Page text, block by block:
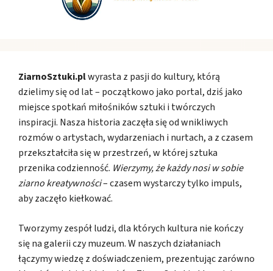
ZiarnoSztuki.plwyrasta z pasji do kultury, którą
dzielimy się od lat – początkowo jako portal, dziś jako
miejsce spotkań miłośników sztuki i twórczych
inspiracji. Nasza historia zaczęła się od wnikliwych
rozmów o artystach, wydarzeniach i nurtach, a z czasem
przekształciła się w przestrzeń, w której sztuka
przenika codzienność. Wierzymy, że każdy nosi w sobie
ziarno kreatywności– czasem wystarczy tylko impuls,
aby zaczęło kiełkować.
Tworzymy zespół ludzi, dla których kultura nie kończy
się na galerii czy muzeum. W naszych działaniach
łączymy wiedzę z doświadczeniem, prezentując zarówno